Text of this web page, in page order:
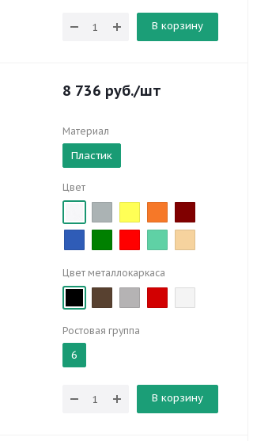
В корзину
8 736 руб./шт
Материал
Пластик
Цвет
Цвет металлокаркаса
Ростовая группа
6
В корзину